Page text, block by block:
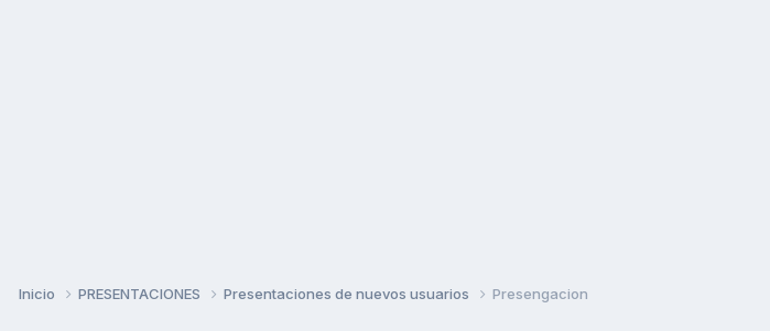
Inicio PRESENTACIONES Presentaciones de nuevos usuarios Presengacion